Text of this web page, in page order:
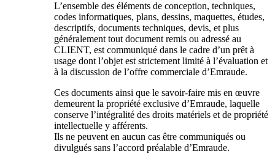
L’ensemble des éléments de conception, techniques,
codes informatiques, plans, dessins, maquettes, études,
descriptifs, documents techniques, devis, et plus
généralement tout document remis ou adressé au
CLIENT, est communiqué dans le cadre d’un prêt à
usage dont l’objet est strictement limité à l’évaluation et
à la discussion de l’offre commerciale d’Emraude.
Ces documents ainsi que le savoir-faire mis en œuvre
demeurent la propriété exclusive d’Emraude, laquelle
conserve l’intégralité des droits matériels et de propriété
intellectuelle y afférents.
Ils ne peuvent en aucun cas être communiqués ou
divulgués sans l’accord préalable d’Emraude.